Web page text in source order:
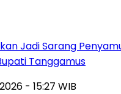
Jadi Sarang
Tanggamus
- 15:27 WIB